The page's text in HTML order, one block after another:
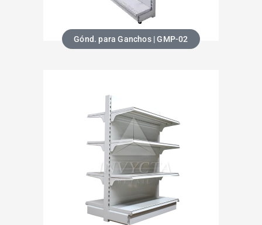
Gónd. para Ganchos | GMP-02